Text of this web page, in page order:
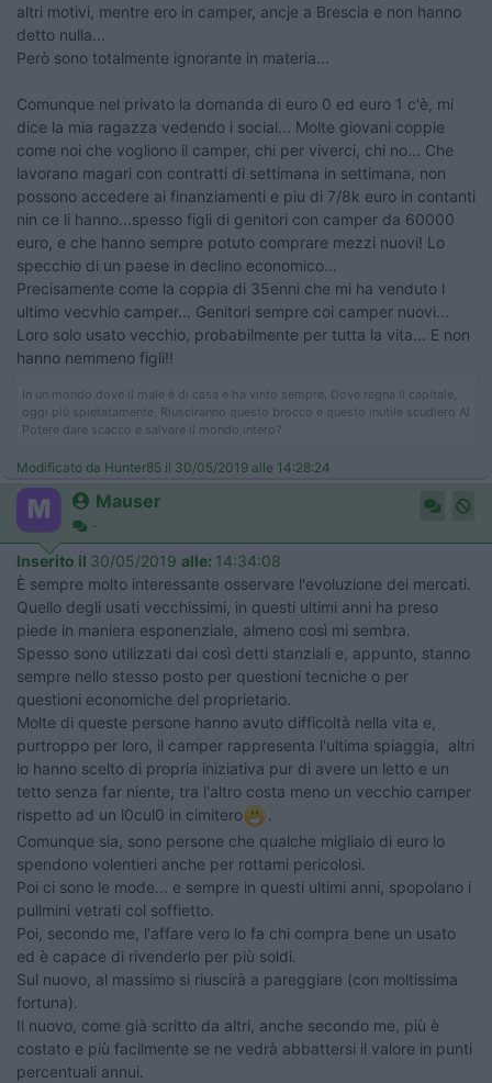
altri motivi, mentre ero in camper, ancje a Brescia e non hanno
detto nulla...
Però sono totalmente ignorante in materia...
Comunque nel privato la domanda di euro 0 ed euro 1 c'è, mi
dice la mia ragazza vedendo i social... Molte giovani coppie
come noi che vogliono il camper, chi per viverci, chi no... Che
lavorano magari con contratti di settimana in settimana, non
possono accedere ai finanziamenti e piu di 7/8k euro in contanti
nin ce li hanno...spesso figli di genitori con camper da 60000
euro, e che hanno sempre potuto comprare mezzi nuovi! Lo
specchio di un paese in declino economico...
Precisamente come la coppia di 35enni che mi ha venduto l
ultimo vecvhio camper... Genitori sempre coi camper nuovi...
Loro solo usato vecchio, probabilmente per tutta la vita... E non
hanno nemmeno figli!!
In un mondo dove il male è di casa e ha vinto sempre, Dove regna il capitale,
oggi più spietatamente, Riusciranno questo brocco e questo inutile scudiero Al
Potere dare scacco e salvare il mondo intero?
Modificato da Hunter85 il 30/05/2019 alle 14:28:24
Mauser
-
Inserito il 30/05/2019 alle: 14:34:08
È sempre molto interessante osservare l'evoluzione dei mercati.
Quello degli usati vecchissimi, in questi ultimi anni ha preso
piede in maniera esponenziale, almeno così mi sembra.
Spesso sono utilizzati dai così detti stanziali e, appunto, stanno
sempre nello stesso posto per questioni tecniche o per
questioni economiche del proprietario.
Molte di queste persone hanno avuto difficoltà nella vita e,
purtroppo per loro, il camper rappresenta l'ultima spiaggia, altri
lo hanno scelto di propria iniziativa pur di avere un letto e un
tetto senza far niente, tra l'altro costa meno un vecchio camper
rispetto ad un l0cul0 in cimitero
.
Comunque sia, sono persone che qualche migliaio di euro lo
spendono volentieri anche per rottami pericolosi.
Poi ci sono le mode... e sempre in questi ultimi anni, spopolano i
pullmini vetrati col soffietto.
Poi, secondo me, l'affare vero lo fa chi compra bene un usato
ed è capace di rivenderlo per più soldi.
Sul nuovo, al massimo si riuscirà a pareggiare (con moltissima
fortuna).
Il nuovo, come già scritto da altri, anche secondo me, più è
costato e più facilmente se ne vedrà abbattersi il valore in punti
percentuali annui.